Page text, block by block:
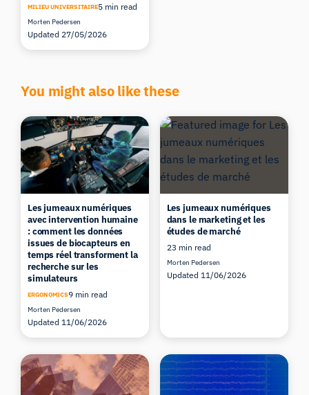
MILIEU UNIVERSITAIRE5 min read
Morten Pedersen
Updated 27/05/2026
You might also like these
Les jumeaux numériques
avec intervention humaine
: comment les données
issues de biocapteurs en
temps réel transforment la
recherche sur les
simulateurs
ERGONOMICS9 min read
Morten Pedersen
Updated 11/06/2026
Les jumeaux numériques
dans le marketing et les
études de marché
23 min read
Morten Pedersen
Updated 11/06/2026